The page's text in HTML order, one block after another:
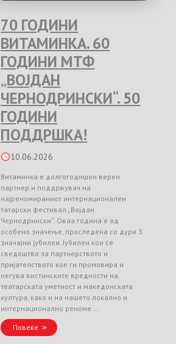
70 ГОДИНИ
ВИТАМИНКА. 60
ГОДИНИ МТФ
„ВОЈДАН
ЧЕРНОДРИНСКИ“. 50
ГОДИНИ
ПОДДРШКА!
10.06.2026
Витаминка е долгогодишен верен
партнер и поддржувач на
најреномираниот интернационален
татарски фестивал „Војдан
Чернодрински“. Оваа година е од
особено значење, проследена со дури 3
значајни јубилеи. Јубилеи кои се
сведоштво за партнерството и
пријателството кое ги промовира и
негува вистинските вредности на
театарската уметност и македонската
култура, како и на нашето локално и
интернационално реноме …
Повеќе